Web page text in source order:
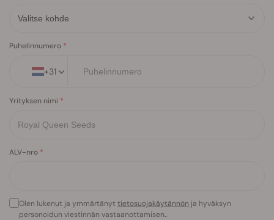
Puhelinnumero
+31
Yrityksen nimi
ALV-nro
Olen lukenut ja ymmärtänyt tietosuojakäytännön ja hyväksyn
personoidun viestinnän vastaanottamisen..